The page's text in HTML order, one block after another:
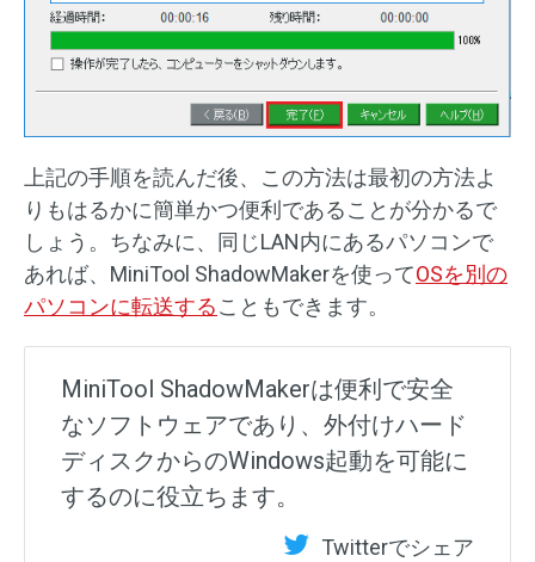
上記の手順を読んだ後、この方法は最初の方法よ
りもはるかに簡単かつ便利であることが分かるで
しょう。ちなみに、同じLAN内にあるパソコンで
あれば、MiniTool ShadowMakerを使ってOSを別の
パソコンに転送することもできます。
MiniTool ShadowMakerは便利で安全
なソフトウェアであり、外付けハード
ディスクからのWindows起動を可能に
するのに役立ちます。
Twitterでシェア